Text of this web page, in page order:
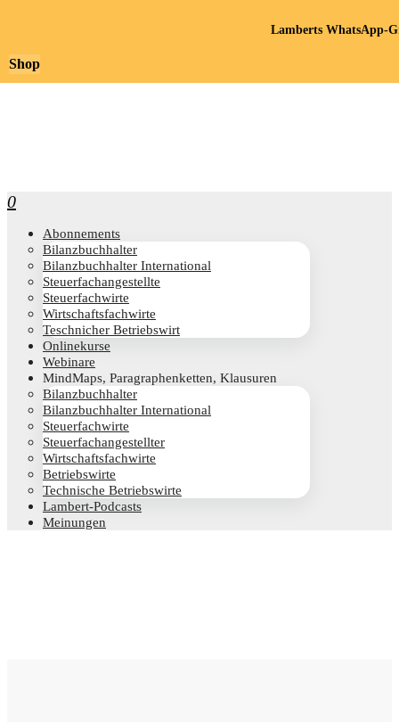
0
Abon­ne­ments
Bilanz­buch­hal­ter
Bilanz­buch­hal­ter International
Steu­er­fach­an­ge­stell­te
Steu­er­fach­wir­te
Wirt­schafts­fach­wir­te
Teschni­cher Betriebswirt
Online­kur­se
Web­i­na­re
Mind­Maps, Para­gra­phen­ket­ten, Klausuren
Bilanz­buch­hal­ter
Bilanz­buch­hal­ter International
Steu­er­fach­wir­te
Steu­er­fach­an­ge­stell­ter
Wirt­schafts­fach­wir­te
Betriebs­wir­te
Tech­ni­sche Betriebswirte
Lam­­bert-Pod­­casts
Mei­nun­gen
Shop
Lamberts WhatsApp-